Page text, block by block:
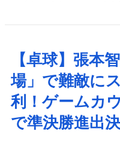
【卓球】張本
場」で難敵に
利！ゲームカ
で準決勝進出